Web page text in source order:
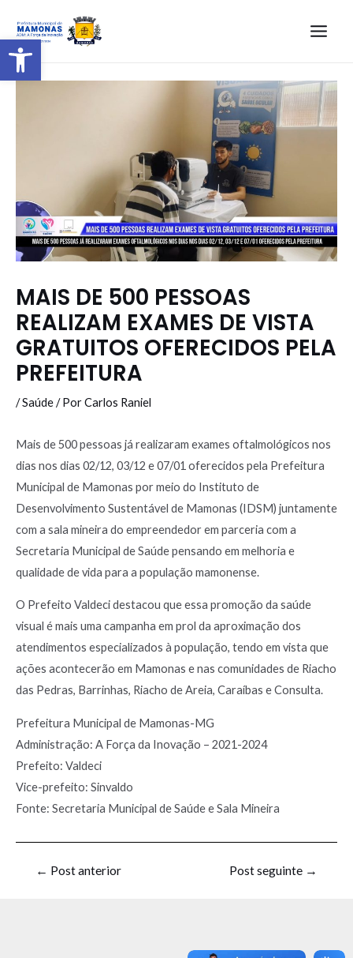
Barra de Ferramentas Aberta
MAIS DE 500 PESSOAS
REALIZAM EXAMES DE VISTA
GRATUITOS OFERECIDOS PELA
PREFEITURA
/Saúde/ PorCarlos Raniel
Mais de 500 pessoas já realizaram exames oftalmológicos nos
dias nos dias 02/12, 03/12 e 07/01 oferecidos pela Prefeitura
Municipal de Mamonas por meio do Instituto de
Desenvolvimento Sustentável de Mamonas (IDSM) juntamente
com a sala mineira do empreendedor em parceria com a
Secretaria Municipal de Saúde pensando em melhoria e
qualidade de vida para a população mamonense.
O Prefeito Valdeci destacou que essa promoção da saúde
visual é mais uma campanha em prol da aproximação dos
atendimentos especializados à população, tendo em vista que
ações acontecerão em Mamonas e nas comunidades de Riacho
das Pedras, Barrinhas, Riacho de Areia, Caraíbas e Consulta.
Prefeitura Municipal de Mamonas-MG
Administração: A Força da Inovação – 2021-2024
Prefeito: Valdeci
Vice-prefeito: Sinvaldo
Fonte: Secretaria Municipal de Saúde e Sala Mineira
← Post anterior Post seguinte →